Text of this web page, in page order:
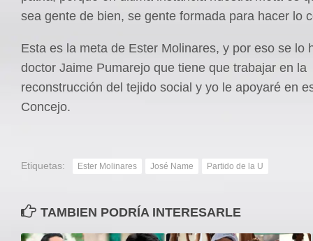
sea gente de bien, se gente formada para hacer lo
Esta es la meta de Ester Molinares, y por eso se lo
doctor Jaime Pumarejo que tiene que trabajar en la
reconstrucción del tejido social y yo le apoyaré en
Concejo.
Etiquetas: Ester Molinares José Name Partido de la U
TAMBIEN PODRÍA INTERESARLE